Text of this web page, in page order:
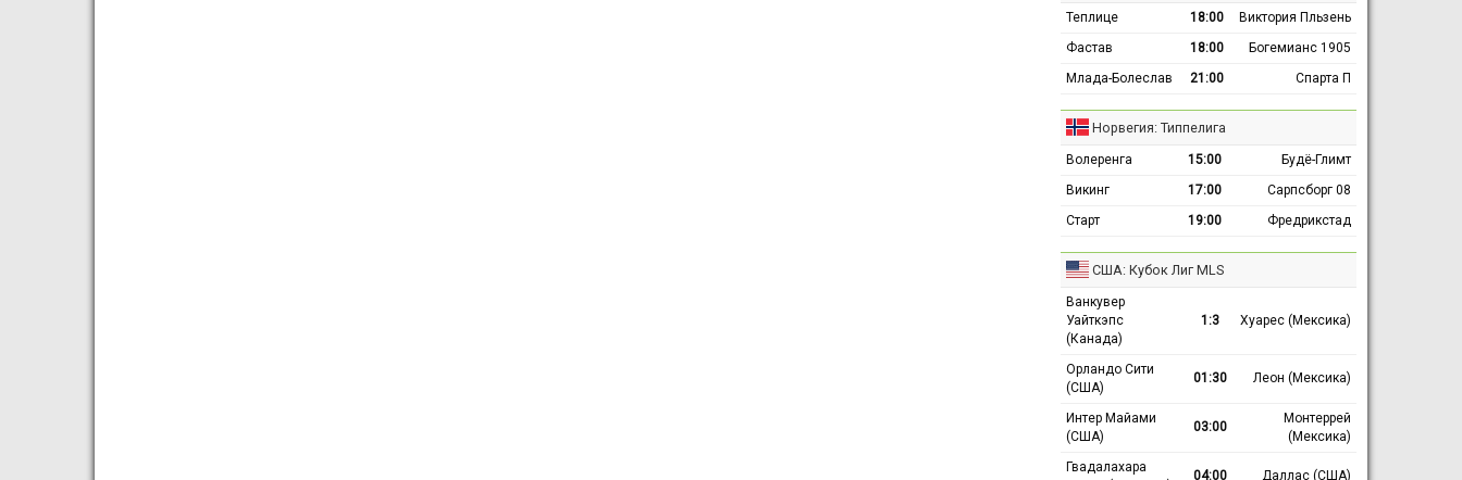
Теплице 18:00
Виктория Пльзень
Фастав
18:00
Богемианс 1905
Млада-Болеслав
21:00 Спарта П
Норвегия: Типпелига
Волеренга 15:00
Будё-Глимт
Викинг
17:00
Сарпсборг 08
Старт
19:00 Фредрикстад
США: Кубок Лиг MLS
Ванкувер
Уайткэпс
(Канада)
1:3 Хуарес (Мексика)
Орландо Сити
(США)
01:30 Леон (Мексика)
Интер Майами
(США)
03:00
Монтеррей
(Мексика)
Гвадалахара
04:00 Даллас (США)